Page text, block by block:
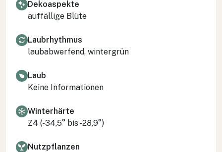
Dekoaspekte
auffällige Blüte
Laubrhythmus
laubabwerfend, wintergrün
Laub
Keine Informationen
Winterhärte
Z4 (-34,5° bis -28,9°)
Nutzpflanzen